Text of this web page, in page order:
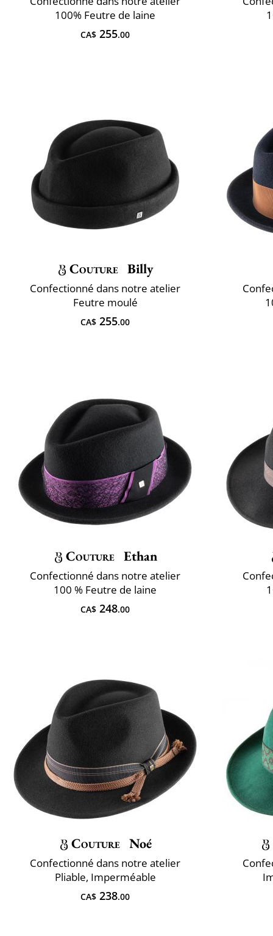
100% Feutre de laine
CA$ 255.00
Couture Billy
Confectionné dans notre atelier
Feutre moulé
CA$ 255.00
Couture Ethan
Confectionné dans notre atelier
100 % Feutre de laine
CA$ 248.00
Couture Noé
Confectionné dans notre atelier
Pliable, Imperméable
CA$ 238.00